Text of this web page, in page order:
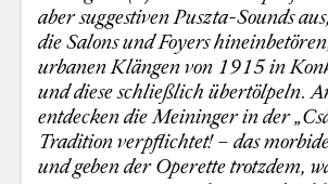
aber suggestiven Puszta-Sounds
die Salons und Foyers
urbanen Klängen von 1915 in
und diese schließlich übertölpeln.
entdecken die Meininger in der
Tradition verpflichtet! – das
und geben der Operette trotzdem,